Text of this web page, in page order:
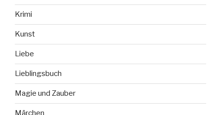
Krimi
Kunst
Liebe
Lieblingsbuch
Magie und Zauber
Märchen